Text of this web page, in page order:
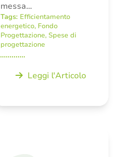
messa…
Tags: Efficientamento
energetico, Fondo
Progettazione, Spese di
progettazione
Leggi l'Articolo